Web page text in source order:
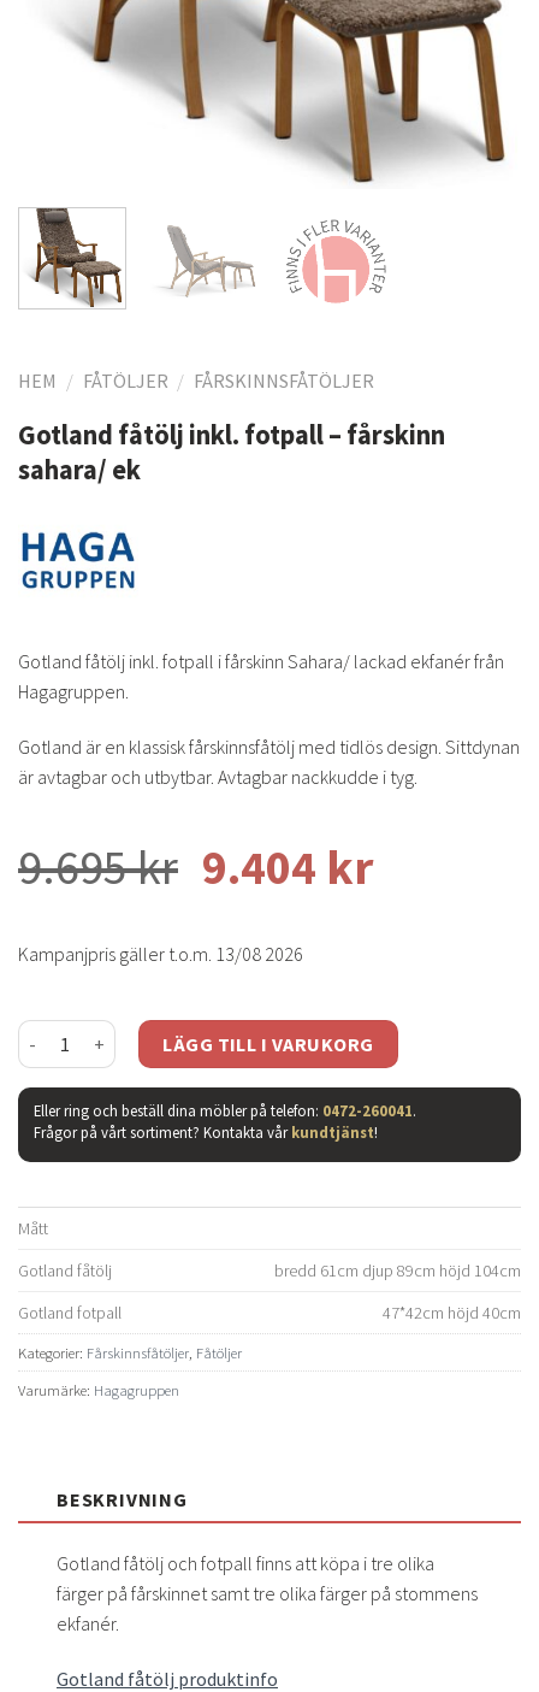
HEM / FÅTÖLJER / FÅRSKINNSFÅTÖLJER
Gotland fåtölj inkl. fotpall – fårskinn
sahara/ ek
Gotland fåtölj inkl. fotpall i fårskinn Sahara/ lackad ekfanér från
Hagagruppen.
Gotland är en klassisk fårskinnsfåtölj med tidlös design. Sittdynan
är avtagbar och utbytbar. Avtagbar nackkudde i tyg.
9.695kr 9.404 kr
Kampanjpris gäller t.o.m. 13/08 2026
Gotland fåtölj inkl. fotpall - fårskinn sahara/ ek mängd
LÄGG TILL I VARUKORG
Eller ring och beställ dina möbler på telefon: 0472-260041.
Frågor på vårt sortiment? Kontakta vårkundtjänst!
Mått
Gotland fåtölj
bredd 61cm djup 89cm höjd 104cm
Gotland fotpall
47*42cm höjd 40cm
Kategorier: Fårskinnsfåtöljer, Fåtöljer
Varumärke: Hagagruppen
BESKRIVNING
Gotland fåtölj och fotpall finns att köpa i tre olika
färger på fårskinnet samt tre olika färger på stommens
ekfanér.
Gotland fåtölj produktinfo